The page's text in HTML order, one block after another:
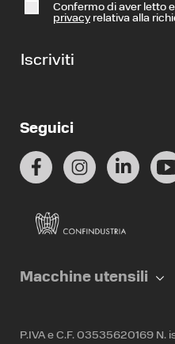
Confermo di aver letto
privacyrelativa alla
Iscriviti
Seguici
Macchine utensili
P.IVA e C.F. 03535620169 N.